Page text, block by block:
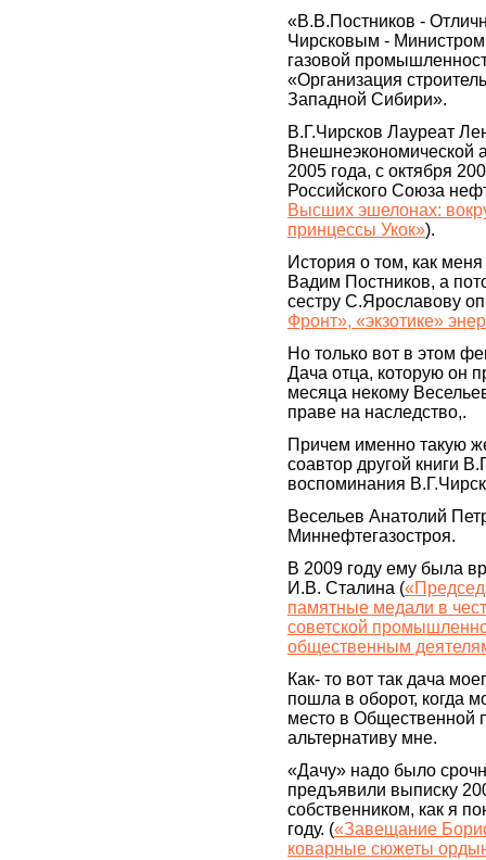
«В.В.Постников -
Чирсковым - Министром
газовой
«Организация
Западной Сибири».
В.Г.Чирсков Лауреат
Внешнеэкономической
2005 года, с октября
Российского Союза
Высших эшелонах:
принцессы Укок»).
История о том, как
Вадим Постников, а
сестру С.Ярославову
Фронт», «экзотике»
Но только вот в этом
Дача отца, которую он
месяца некому
праве на наследство,.
Причем именно такую
соавтор другой книги
воспоминания
Весельев Анатолий
Миннефтегазостроя.
В 2009 году ему была
И.В. Сталина (
памятные медали в
советской
общественным
Как- то вот так дача
пошла в оборот, когда
место в Общественной
альтернативу мне.
«Дачу» надо было
предъявили выписку
собственником, как я
году. («Завещание
коварные сюжеты